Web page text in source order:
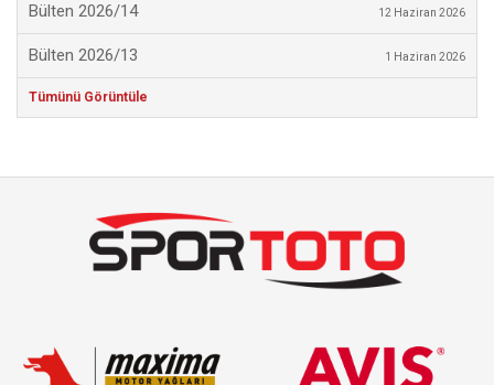
Bülten 2026/14 12 Haziran 2026
Bülten 2026/13 1 Haziran 2026
Tümünü Görüntüle